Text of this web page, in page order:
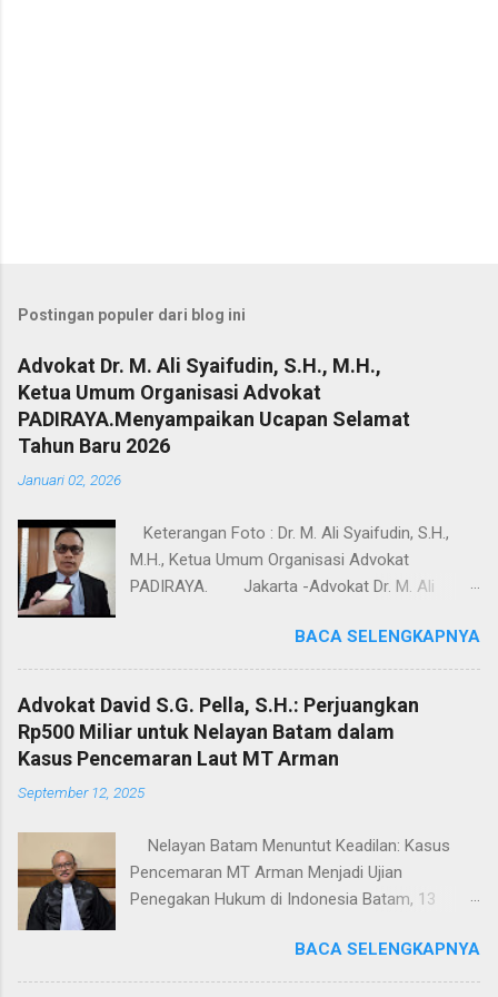
Postingan populer dari blog ini
Advokat Dr. M. Ali Syaifudin, S.H., M.H.,
Ketua Umum Organisasi Advokat
PADIRAYA.Menyampaikan Ucapan Selamat
Tahun Baru 2026
Januari 02, 2026
Keterangan Foto : Dr. M. Ali Syaifudin, S.H.,
M.H., Ketua Umum Organisasi Advokat
PADIRAYA. Jakarta -Advokat Dr. M. Ali
Advokat PADIRAYA.Menyampaikan Ucapan
Selamat Tahun Baru 2026, kepada seluruh
masyarakat Indonesia pada umumnya. Dalam
pernyataannya,Advokat Dr. M. Ali Syaifudin, S.H.,
M.H., Ketua Umum Organisasi Advokat
Natal dan pergantian tahun merupakan
nilai kebersamaan, toleransi, serta semangat
persatuan dalam kehidupan berbangsa dan
bernegara. “Natal adalah momen penuh kasih
waktu yang tepat untuk refleksi, pembaruan
semangat, dan komitmen bersama dalam
BACA SELENGKAPNYA
Advokat David S.G. Pella, S.H.: Perjuangkan
Rp500 Miliar untuk Nelayan Batam dalam
Kasus Pencemaran Laut MT Arman
September 12, 2025
Nelayan Batam Menuntut Keadilan: Kasus
Pencemaran MT Arman Menjadi Ujian
Penegakan Hukum di Indonesia Batam, 13
Pella, S.H. & Partners, selaku kuasa hukum 162
nelayan terdampak di Batam, secara resmi
BACA SELENGKAPNYA